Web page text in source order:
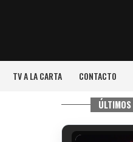
TV A LA CARTA CONTACTO